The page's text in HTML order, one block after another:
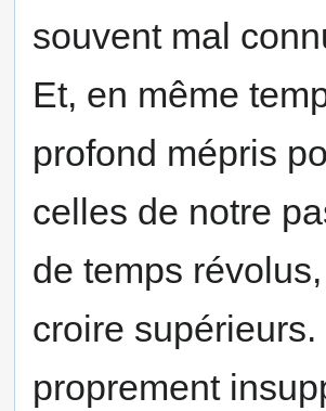
souvent mal
Et, en même
profond mépris
celles de notre
de temps
croire
proprement